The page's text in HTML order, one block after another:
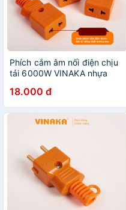
Phích cắm âm nối điện chịu
tải 6000W VINAKA nhựa
18.000 đ